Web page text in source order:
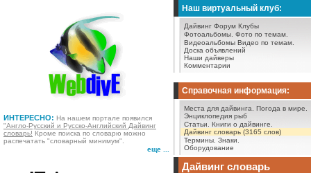
ИНТЕРЕСНО: На нашем портале появился
"Англо-Русский и Русско-Английский Дайвинг
словарь! Кроме поиска по словарю можно
распечатать "словарный минимум".
еще ...
Наш виртуальный клуб:
Дайвинг Форум Клубы
Фотоальбомы. Фото по темам.
Видеоальбомы Видео по темам.
Доска объявлений
Наши дайверы
Комментарии
Справочная информация:
Места для дайвинга.
Погода в мире.
Энциклопедия рыб
Статьи.
Книги о дайвинге.
Дайвинг словарь (3165 слов)
Термины. Знаки.
Оборудование
Дайвинг словарь